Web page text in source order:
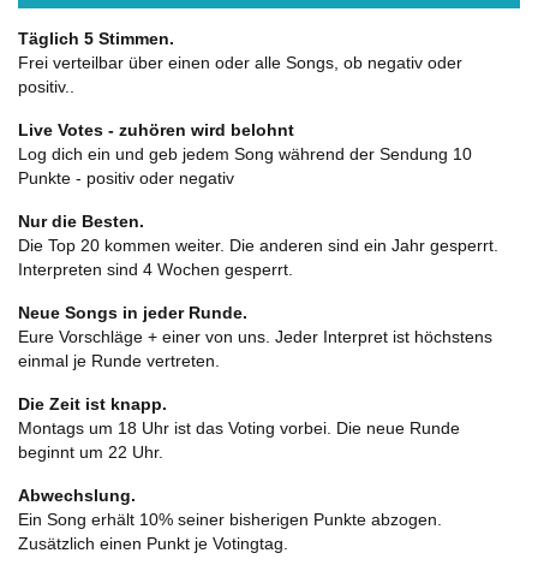
Täglich 5 Stimmen.
Frei verteilbar über einen oder alle Songs, ob negativ oder
positiv..
Live Votes - zuhören wird belohnt
Log dich ein und geb jedem Song während der Sendung 10
Punkte - positiv oder negativ
Nur die Besten.
Die Top 20 kommen weiter. Die anderen sind ein Jahr gesperrt.
Interpreten sind 4 Wochen gesperrt.
Neue Songs in jeder Runde.
Eure Vorschläge + einer von uns. Jeder Interpret ist höchstens
einmal je Runde vertreten.
Die Zeit ist knapp.
Montags um 18 Uhr ist das Voting vorbei. Die neue Runde
beginnt um 22 Uhr.
Abwechslung.
Ein Song erhält 10% seiner bisherigen Punkte abzogen.
Zusätzlich einen Punkt je Votingtag.